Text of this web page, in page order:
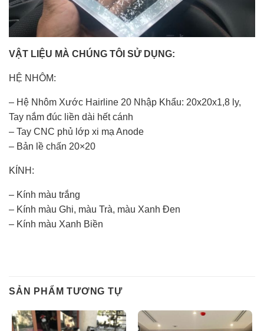
VẬT LIỆU MÀ CHÚNG TÔI SỬ DỤNG:
HỆ NHÔM:
– Hệ Nhôm Xước Hairline 20 Nhập Khẩu: 20x20x1,8 ly,
Tay nắm đúc liền dài hết cánh
– Tay CNC phủ lớp xi mạ Anode
– Bản lề chấn 20×20
KÍNH:
– Kính màu trắng
– Kính màu Ghi, màu Trà, màu Xanh Đen
– Kính màu Xanh Biền
SẢN PHẨM TƯƠNG TỰ